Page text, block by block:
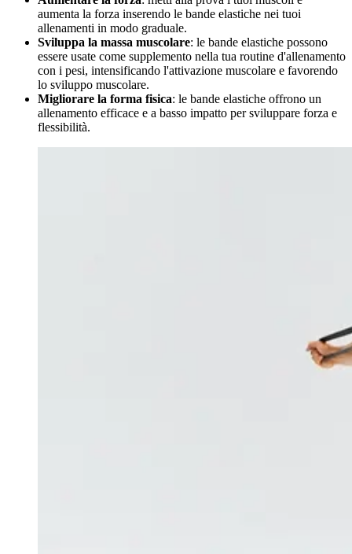
aumenta la forza inserendo le bande elastiche nei tuoi
allenamenti in modo graduale.
Sviluppa la massa muscolare: le bande elastiche possono
essere usate come supplemento nella tua routine d'allenamento
con i pesi, intensificando l'attivazione muscolare e favorendo
lo sviluppo muscolare.
Migliorare la forma fisica: le bande elastiche offrono un
allenamento efficace e a basso impatto per sviluppare forza e
flessibilità.